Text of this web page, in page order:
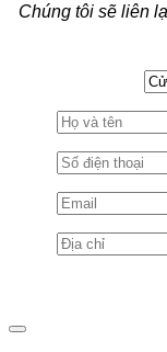
Chúng tôi sẽ liên